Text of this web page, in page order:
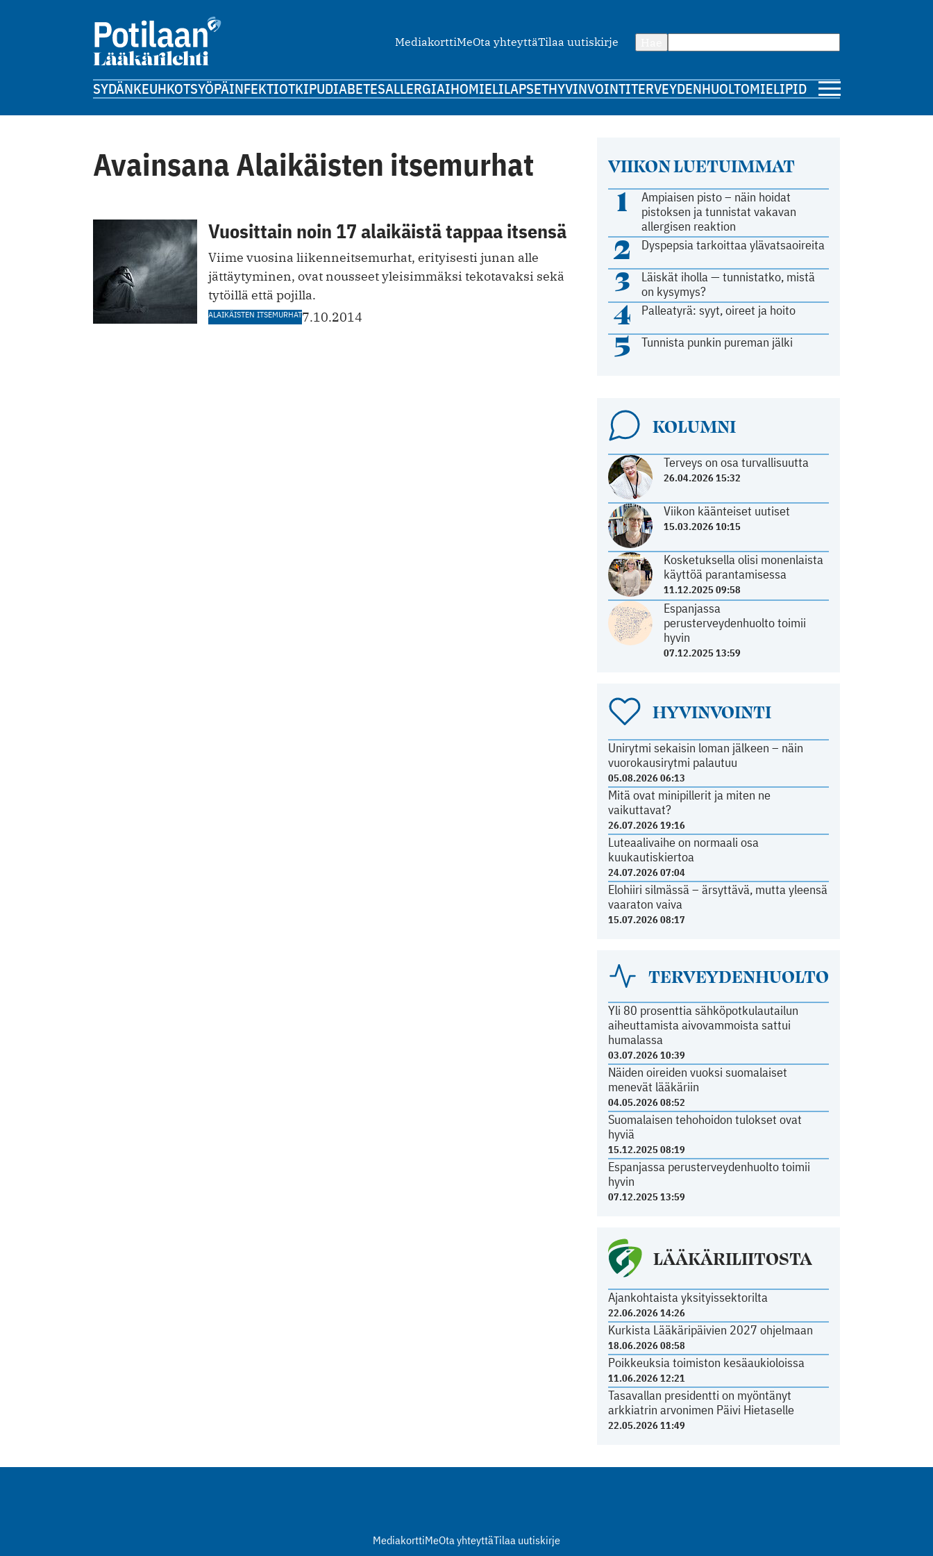
MediakorttiMeOta yhteyttäTilaa uutiskirje
SYDÄNKEUHKOTSYÖPÄINFEKTIOTKIPUDIABETESALLERGIAIHOMIELILAPSETHYVINVOINTITERVEYDENHUOLTOMIELIPIDE
Avainsana Alaikäisten itsemurhat
Vuosittain noin 17 alaikäistä tappaa itsensä
Viime vuosina liikenneitsemurhat, erityisesti junan alle
jättäytyminen, ovat nousseet yleisimmäksi tekotavaksi sekä
tytöillä että pojilla.
ALAIKÄISTEN ITSEMURHAT7.10.2014
VIIKON LUETUIMMAT
1
Ampiaisen pisto – näin hoidat
pistoksen ja tunnistat vakavan
allergisen reaktion
2 Dyspepsia tarkoittaa ylävatsaoireita
3
Läiskät iholla — tunnistatko, mistä
on kysymys?
4 Palleatyrä: syyt, oireet ja hoito
5 Tunnista punkin pureman jälki
KOLUMNI
Terveys on osa turvallisuutta
26.04.2026 15:32
Viikon käänteiset uutiset
15.03.2026 10:15
Kosketuksella olisi monenlaista
käyttöä parantamisessa
11.12.2025 09:58
Espanjassa
perusterveydenhuolto toimii
hyvin
07.12.2025 13:59
HYVINVOINTI
Unirytmi sekaisin loman jälkeen – näin
vuorokausirytmi palautuu
05.08.2026 06:13
Mitä ovat minipillerit ja miten ne
vaikuttavat?
26.07.2026 19:16
Luteaalivaihe on normaali osa
kuukautiskiertoa
24.07.2026 07:04
Elohiiri silmässä – ärsyttävä, mutta yleensä
vaaraton vaiva
15.07.2026 08:17
TERVEYDENHUOLTO
Yli 80 prosenttia sähköpotkulautailun
aiheuttamista aivovammoista sattui
humalassa
03.07.2026 10:39
Näiden oireiden vuoksi suomalaiset
menevät lääkäriin
04.05.2026 08:52
Suomalaisen tehohoidon tulokset ovat
hyviä
15.12.2025 08:19
Espanjassa perusterveydenhuolto toimii
hyvin
07.12.2025 13:59
LÄÄKÄRILIITOSTA
Ajankohtaista yksityissektorilta
22.06.2026 14:26
Kurkista Lääkäripäivien 2027 ohjelmaan
18.06.2026 08:58
Poikkeuksia toimiston kesäaukioloissa
11.06.2026 12:21
Tasavallan presidentti on myöntänyt
arkkiatrin arvonimen Päivi Hietaselle
22.05.2026 11:49
MediakorttiMeOta yhteyttäTilaa uutiskirje